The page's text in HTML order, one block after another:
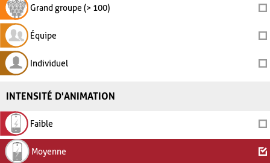
Grand groupe (> 100)
Équipe
Individuel
INTENSITÉ D'ANIMATION
Faible
Moyenne